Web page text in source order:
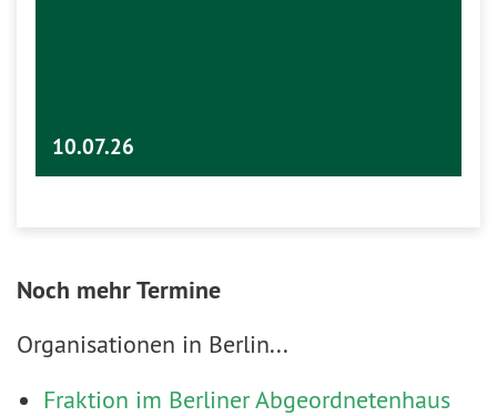
10.07.26
Noch mehr Termine
Organisationen in Berlin...
Fraktion im Berliner Abgeordnetenhaus